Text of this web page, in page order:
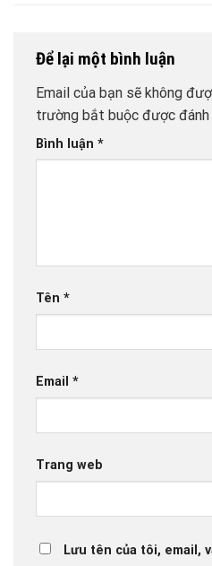
Để lại một bình luận
Email của bạn sẽ không
trường bắt buộc được đánh
Bình luận *
Tên *
Email *
Trang web
Lưu tên của tôi, email,